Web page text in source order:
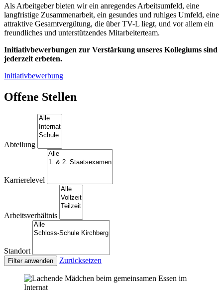
Als Arbeitgeber bieten wir ein anregendes Arbeitsumfeld, eine
langfristige Zusammenarbeit, ein gesundes und ruhiges Umfeld, eine
attraktive Gesamtvergütung, die über TV-L liegt, und vor allem ein
freundliches und unterstützendes Mitarbeiterteam.
Initiativbewerbungen zur Verstärkung unseres Kollegiums sind
jederzeit erbeten.
Initiativbewerbung
Offene Stellen
Abteilung
Karrierelevel
Arbeitsverhältnis
Standort
Zurücksetzen